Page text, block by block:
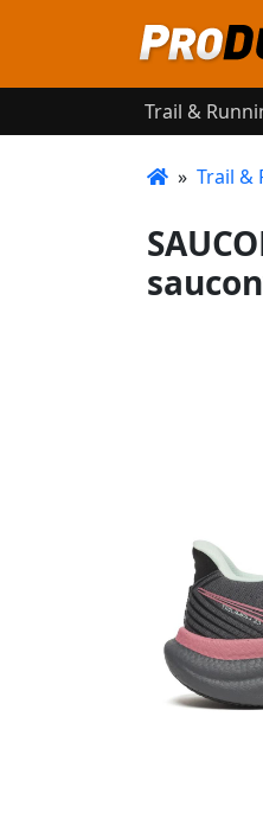
Trail &
» Trail &